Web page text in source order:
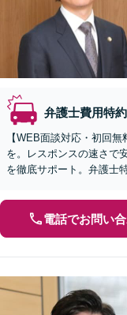
弁護士費用特約
【WEB面談対応・初回
を。レスポンスの速さで
を徹底サポート。弁護士
電話でお問い